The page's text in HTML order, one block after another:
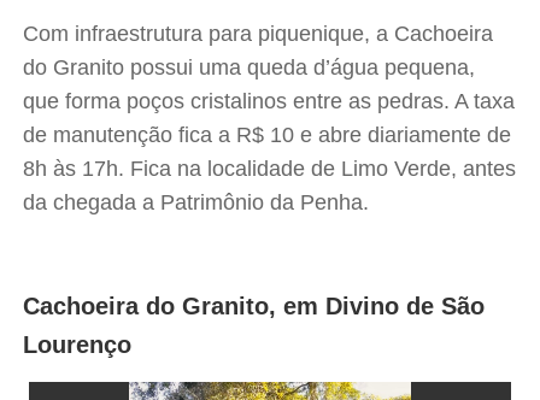
Com infraestrutura para piquenique, a Cachoeira
do Granito possui uma queda d’água pequena,
que forma poços cristalinos entre as pedras. A taxa
de manutenção fica a R$ 10 e abre diariamente de
8h às 17h. Fica na localidade de Limo Verde, antes
da chegada a Patrimônio da Penha.
Cachoeira do Granito, em Divino de São
Lourenço